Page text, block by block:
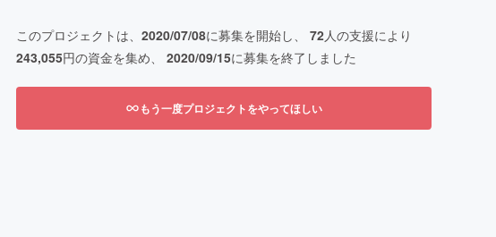
このプロジェクトは、 2020/07/08に募集を開始し、 72人の支援により
243,055円の資金を集め、 2020/09/15に募集を終了しました
もう一度プロジェクトをやってほしい